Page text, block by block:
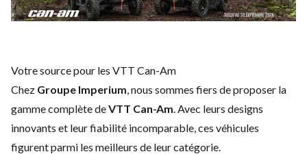
Votre source pour les VTT Can-Am
Chez Groupe Imperium , nous sommes fiers de proposer la
gamme complète deVTT Can-Am . Avec leurs designs
innovants et leur fiabilité incomparable, ces véhicules
figurent parmi les meilleurs de leur catégorie.